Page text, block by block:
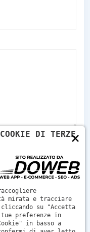
sull'
×
DI TERZE
mirata e tracciare
su "Accetta
preferenze in
in basso a